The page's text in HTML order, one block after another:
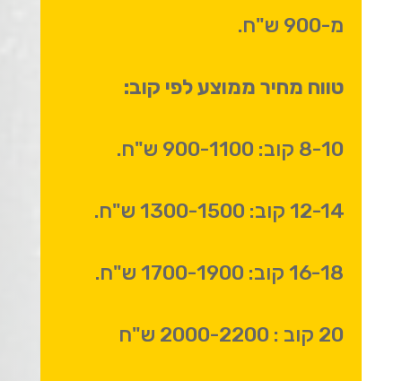
מ-900 ש"ח.
טווח מחיר ממוצע לפי קוב:
8-10 קוב: 900-1100 ש"ח.
12-14 קוב: 1300-1500 ש"ח.
16-18 קוב: 1700-1900 ש"ח.
20 קוב : 2000-2200 ש"ח